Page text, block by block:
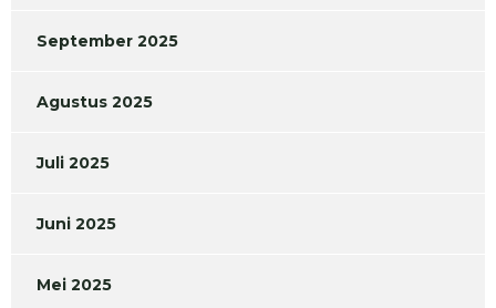
September 2025
Agustus 2025
Juli 2025
Juni 2025
Mei 2025